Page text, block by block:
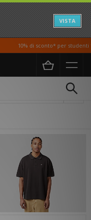
VISTA
10% di sconto* per studenti